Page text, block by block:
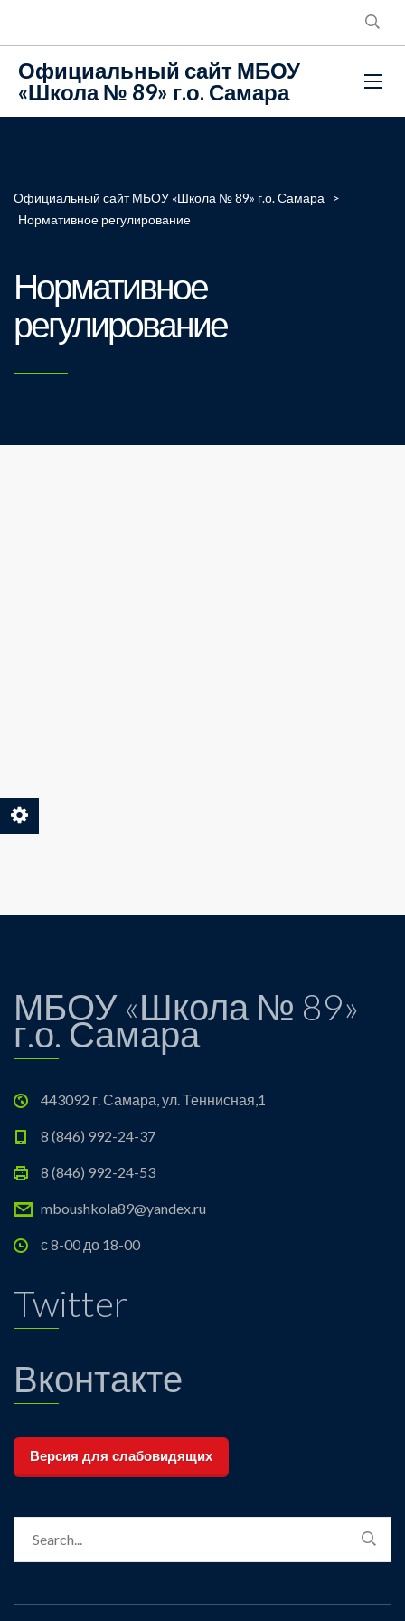
Официальный сайт МБОУ
«Школа № 89» г.о. Самара
Официальный сайт МБОУ «Школа № 89» г.о. Самара
>
Нормативное регулирование
Нормативное
регулирование
МБОУ «Школа № 89»
г.о. Самара
443092 г. Самара, ул. Теннисная,1
8 (846) 992-24-37
8 (846) 992-24-53
mboushkola89@yandex.ru
с 8-00 до 18-00
Twitter
Вконтакте
Версия для слабовидящих